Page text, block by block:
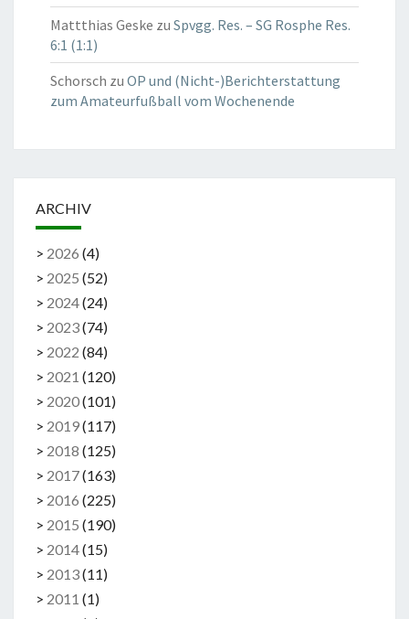
Mattthias Geske zu Spvgg. Res. – SG Rosphe Res.
6:1 (1:1)
Schorsch zu OP und (Nicht-)Berichterstattung
zum Amateurfußball vom Wochenende
ARCHIV
> 2026 (4)
> 2025 (52)
> 2024(24)
> 2023(74)
> 2022 (84)
> 2021 (120)
> 2020(101)
> 2019(117)
> 2018 (125)
> 2017(163)
> 2016 (225)
> 2015 (190)
> 2014(15)
> 2013(11)
> 2011 (1)